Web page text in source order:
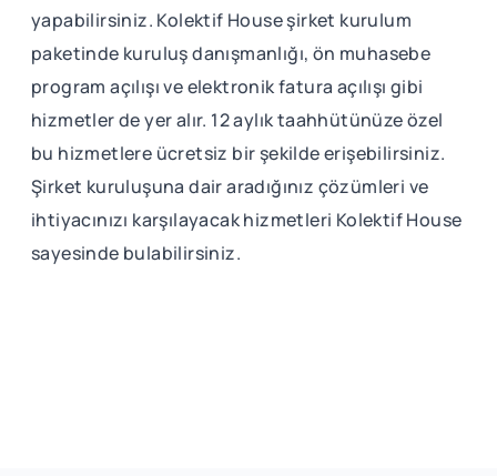
yapabilirsiniz. Kolektif House şirket kurulum
paketinde kuruluş danışmanlığı, ön muhasebe
program açılışı ve elektronik fatura açılışı gibi
hizmetler de yer alır. 12 aylık taahhütünüze özel
bu hizmetlere ücretsiz bir şekilde erişebilirsiniz.
Şirket kuruluşuna dair aradığınız çözümleri ve
ihtiyacınızı karşılayacak hizmetleri Kolektif House
sayesinde bulabilirsiniz.